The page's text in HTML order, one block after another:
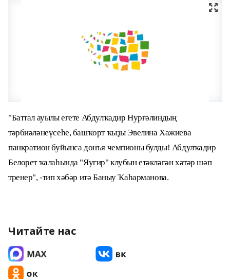
"Баттал ауылы егете Абдулҡадир Нурғәлиндың
тәрбиәләнеүсеһе, башҡорт ҡыҙы Эвелина Хажиева
панкратион буйынса донъя чемпионы булды! Абдулҡадир
Белорет ҡалаһында "Яугир" клубын етәкләгән хәтәр шәп
тренер", -тип хәбәр итә Баныу Ҡаһарманова.
Читайте нас